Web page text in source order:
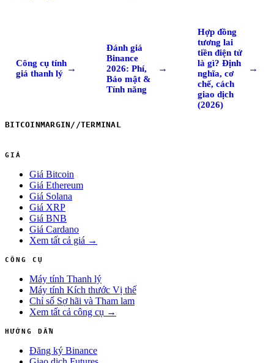
Công cụ tính
giá thanh lý →
Đánh giá
Binance
2026: Phí,
Bảo mật &
Tính năng
→
Hợp đồng
tương lai
tiền điện tử
là gì? Định
nghĩa, cơ
chế, cách
giao dịch
(2026)
→
BITCOINMARGIN//TERMINAL
GIÁ
Giá Bitcoin
Giá Ethereum
Giá Solana
Giá XRP
Giá BNB
Giá Cardano
Xem tất cả giá →
CÔNG CỤ
Máy tính Thanh lý
Máy tính Kích thước Vị thế
Chỉ số Sợ hãi và Tham lam
Xem tất cả công cụ →
HƯỚNG DẪN
Đăng ký Binance